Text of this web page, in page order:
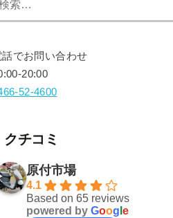
話でお問い合わせ
20:00
52-4600
クチコミ
原付市場
4.1
Based on 65 reviews
powered by Goog e